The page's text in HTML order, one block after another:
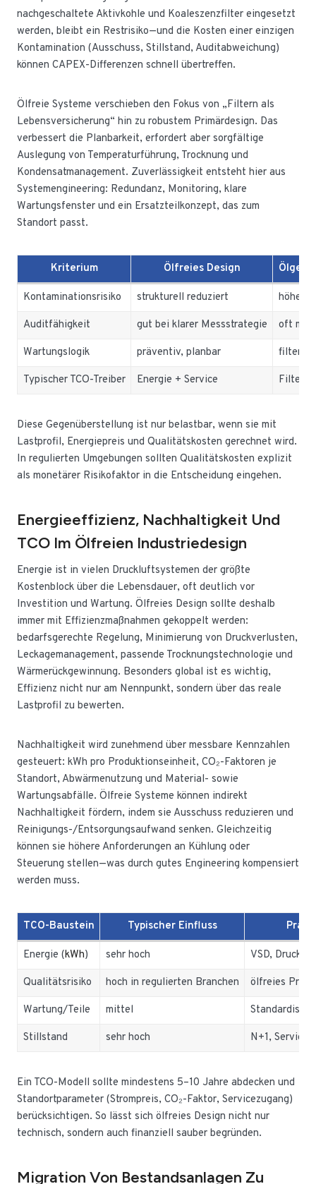
nachgeschaltete Aktivkohle und Koaleszenzfilter eingesetzt
werden, bleibt ein Restrisiko—und die Kosten einer einzigen
Kontamination (Ausschuss, Stillstand, Auditabweichung)
können CAPEX-Differenzen schnell übertreffen.
Ölfreie Systeme verschieben den Fokus von „Filtern als
Lebensversicherung“ hin zu robustem Primärdesign. Das
verbessert die Planbarkeit, erfordert aber sorgfältige
Auslegung von Temperaturführung, Trocknung und
Kondensatmanagement. Zuverlässigkeit entsteht hier aus
Systemengineering: Redundanz, Monitoring, klare
Wartungsfenster und ein Ersatzteilkonzept, das zum
Standort passt.
Kriterium Ölfreies Design
Kontaminationsrisiko strukturell reduziert höher,
Auditfähigkeit gut bei klarer Messstrategie oft
Wartungslogik präventiv, planbar filter-/
Typischer TCO-Treiber Energie + Service Filter,
Diese Gegenüberstellung ist nur belastbar, wenn sie mit
Lastprofil, Energiepreis und Qualitätskosten gerechnet wird.
In regulierten Umgebungen sollten Qualitätskosten explizit
als monetärer Risikofaktor in die Entscheidung eingehen.
Energieeffizienz, Nachhaltigkeit Und
TCO Im Ölfreien Industriedesign
Energie ist in vielen Druckluftsystemen der größte
Kostenblock über die Lebensdauer, oft deutlich vor
Investition und Wartung. Ölfreies Design sollte deshalb
immer mit Effizienzmaßnahmen gekoppelt werden:
bedarfsgerechte Regelung, Minimierung von Druckverlusten,
Leckagemanagement, passende Trocknungstechnologie und
Wärmerückgewinnung. Besonders global ist es wichtig,
Effizienz nicht nur am Nennpunkt, sondern über das reale
Lastprofil zu bewerten.
Nachhaltigkeit wird zunehmend über messbare Kennzahlen
gesteuert: kWh pro Produktionseinheit, CO₂-Faktoren je
Standort, Abwärmenutzung und Material- sowie
Wartungsabfälle. Ölfreie Systeme können indirekt
Nachhaltigkeit fördern, indem sie Ausschuss reduzieren und
Reinigungs-/Entsorgungsaufwand senken. Gleichzeitig
können sie höhere Anforderungen an Kühlung oder
Steuerung stellen—was durch gutes Engineering kompensiert
werden muss.
TCO-Baustein Typischer Einfluss
Energie (kWh) sehr hoch VSD,
Qualitätsrisiko hoch in regulierten Branchen ölfreies
Wartung/Teile mittel
Stillstand sehr hoch N+1,
Ein TCO-Modell sollte mindestens 5–10 Jahre abdecken und
Standortparameter (Strompreis, CO₂-Faktor, Servicezugang)
berücksichtigen. So lässt sich ölfreies Design nicht nur
technisch, sondern auch finanziell sauber begründen.
Migration Von Bestandsanlagen Zu